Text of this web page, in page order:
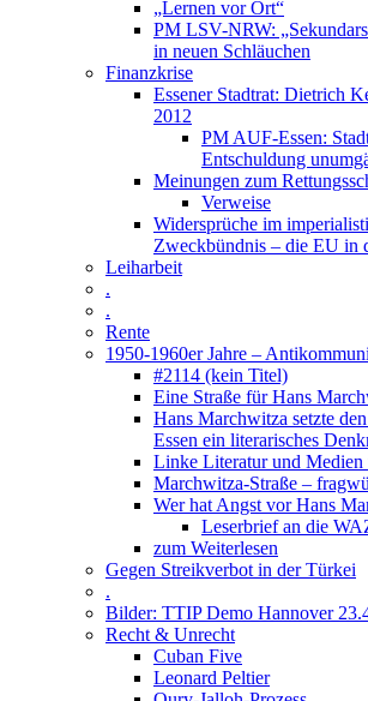
„Lernen vor Ort“
PM LSV-NRW:
in neuen Schläuchen
Finanzkrise
Essener Stadtrat: Dietrich
2012
PM AUF-Essen:
Entschuldung
Meinungen zum
Verweise
Widersprüche im
Zweckbündnis – die EU in
Leiharbeit
.
.
Rente
1950-1960er Jahre –
#2114 (kein Titel)
Eine Straße für Hans
Hans Marchwitza setzte
Essen ein literarisches
Linke Literatur und Medien
Marchwitza-Straße –
Wer hat Angst vor Hans
Leserbrief an die
zum Weiterlesen
Gegen Streikverbot in der Türkei
.
Bilder: TTIP Demo Hannover
Recht & Unrecht
Cuban Five
Leonard Peltier